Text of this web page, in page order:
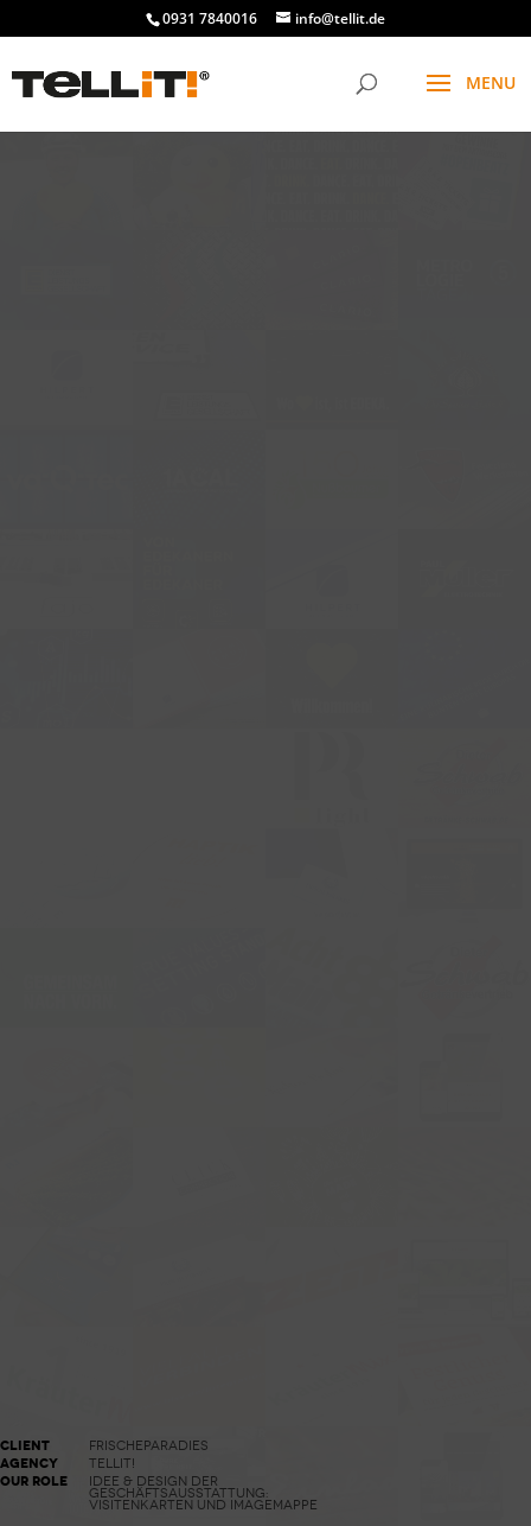
0931 7840016 info@tellit.de
CLIENT
FRISCHEPARADIES
AGENCY
TELLIT!
OUR ROLE
IDEE & DESIGN DER
GESCHÄFTSAUSSTATTUNG:
VISITENKARTEN UND IMAGEMAPPE